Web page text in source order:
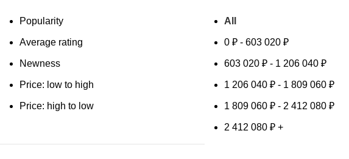
Popularity
Average rating
Newness
Price: low to high
Price: high to low
All
0 ₽ - 603 020 ₽
603 020 ₽ - 1 206 040 ₽
1 206 040 ₽ - 1 809 060 ₽
1 809 060 ₽ - 2 412 080 ₽
2 412 080 ₽ +